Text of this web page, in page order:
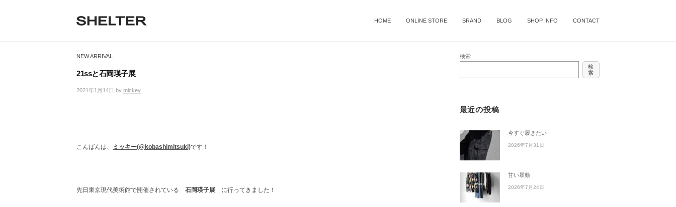
T
R
比
HOME ONLINE STORE BRAND BLOG SHOP INFO CONTACT
NEW ARRIVAL
21ssと石岡瑛子展
2021年1月14日 by mickey
ン
こんばんは、 ミッキー(@kobashimitsuki)です！
先日東京現代美術館で開催されている 石岡瑛子展 に行ってきました！
検索
検
索
最近の投稿
今すぐ履きたい
2026年7月31日
甘い暴動
2026年7月24日
E
E
R